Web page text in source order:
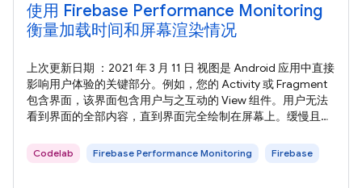
使用 Firebase Performance Monitoring
衡量加载时间和屏幕渲染情况
上次更新日期 ：2021 年 3 月 11 日 视图是 Android 应用中直接
影响用户体验的关键部分。例如，您的 Activity 或 Fragment
包含界面，该界面包含用户与之互动的 View 组件。用户无法
看到界面的全部内容，直到界面完全绘制在屏幕上。缓慢且卡
验。 Firebase Performance Monitoring 可开箱即用地自动捕
获一些性能数据，例如应用启动时间（即仅限 第一个 Activity
Codelab Firebase Performance Monitoring Firebase